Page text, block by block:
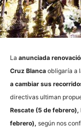
La anunciada
Cruz Blanca obligaría a
a cambiar sus
directivas ultiman
Rescate (5 de febrero),
febrero), según nos